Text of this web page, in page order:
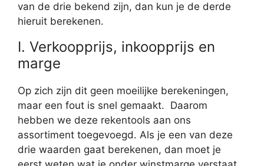
van de drie bekend zijn, dan kun je de derde
hieruit berekenen.
I. Verkoopprijs, inkoopprijs en
marge
Op zich zijn dit geen moeilijke berekeningen,
maar een fout is snel gemaakt. Daarom
hebben we deze rekentools aan ons
assortiment toegevoegd. Als je een van deze
drie waarden gaat berekenen, dan moet je